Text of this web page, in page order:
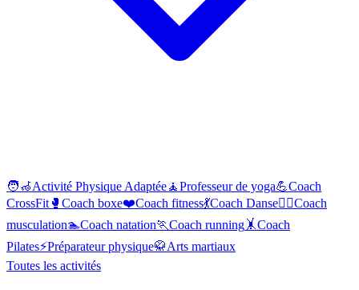
🧑‍🦽Activité Physique Adaptée🧘Professeur de yoga💪Coach
CrossFit 🥊 Coach boxe❤️Coach fitness💃Coach Danse🏋️‍♂️Coach
musculation🏊Coach natation🏃Coach running 🤸Coach
Pilates⚡Préparateur physique🥋Arts martiaux
Toutes les activités